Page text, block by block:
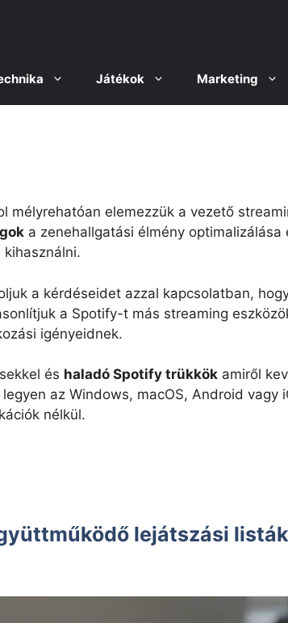
Játékok Marketing
elemezzük a vezető
a zenehallgatási élmény
a kérdéseidet azzal kapcsolatban,
a Spotify-t más streaming
igényeidnek.
és haladó Spotify trükkök amiről
az Windows, macOS, Android vagy
nélkül.
lejátszási